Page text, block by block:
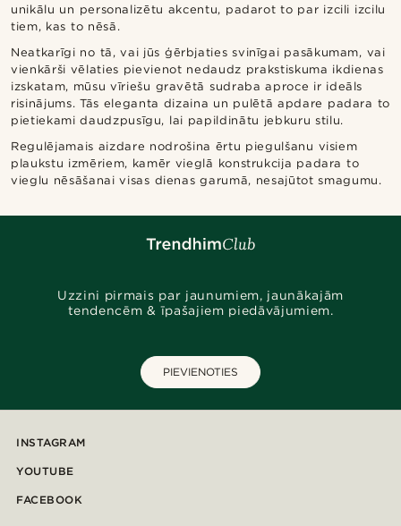
unikālu un personalizētu akcentu, padarot to par izcili izcilu
tiem, kas to nēsā.
Neatkarīgi no tā, vai jūs ģērbjaties svinīgai pasākumam, vai
vienkārši vēlaties pievienot nedaudz prakstiskuma ikdienas
izskatam, mūsu vīriešu gravētā sudraba aproce ir ideāls
risinājums. Tās eleganta dizaina un pulētā apdare padara to
pietiekami daudzpusīgu, lai papildinātu jebkuru stilu.
Regulējamais aizdare nodrošina ērtu piegulšanu visiem
plaukstu izmēriem, kamēr vieglā konstrukcija padara to
vieglu nēsāšanai visas dienas garumā, nesajūtot smagumu.
Uzzini pirmais par jaunumiem, jaunākajām
tendencēm & īpašajiem piedāvājumiem.
PIEVIENOTIES
INSTAGRAM
YOUTUBE
FACEBOOK